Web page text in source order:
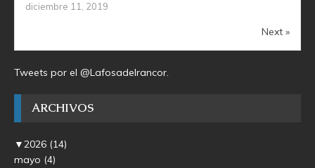
diciembre 11, 2019
Next »
Tweets por el @Lafosadelrancor.
ARCHIVOS
▼2026 (14)
mayo (4)